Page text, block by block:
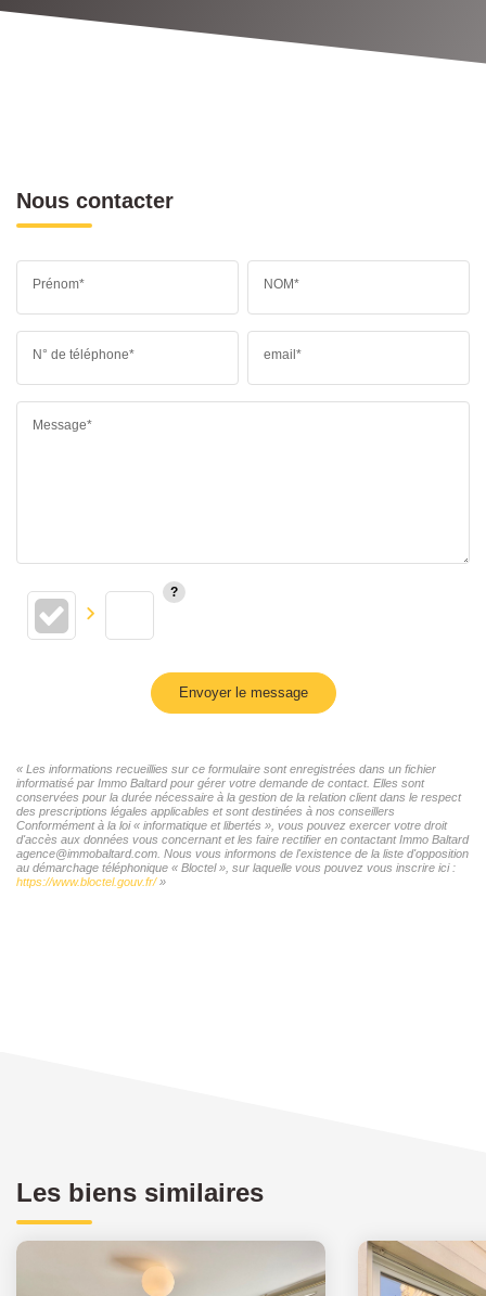
Nous contacter
Prénom* NOM*
N° de téléphone* email*
Message*
Envoyer le message
« Les informations recueillies sur ce formulaire sont enregistrées dans un fichier
informatisé par Immo Baltard pour gérer votre demande de contact. Elles sont
conservées pour la durée nécessaire à la gestion de la relation client dans le respect
des prescriptions légales applicables et sont destinées à nos conseillers
Conformément à la loi « informatique et libertés », vous pouvez exercer votre droit
d'accès aux données vous concernant et les faire rectifier en contactant Immo Baltard
agence@immobaltard.com. Nous vous informons de l'existence de la liste d'opposition
au démarchage téléphonique « Bloctel », sur laquelle vous pouvez vous inscrire ici :
https://www.bloctel.gouv.fr/»
Les biens similaires